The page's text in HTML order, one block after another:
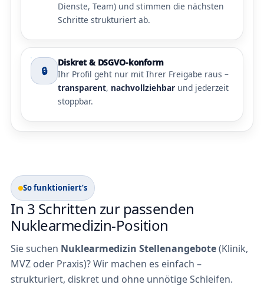
Dienste, Team) und stimmen die nächsten
Schritte strukturiert ab.
🔒
Diskret & DSGVO-konform
Ihr Profil geht nur mit Ihrer Freigabe raus –
transparent, nachvollziehbar und jederzeit
stoppbar.
So funktioniert’s
In 3 Schritten zur passenden
Nuklearmedizin-Position
Sie suchen Nuklearmedizin Stellenangebote(Klinik,
MVZ oder Praxis)? Wir machen es einfach –
strukturiert, diskret und ohne unnötige Schleifen.